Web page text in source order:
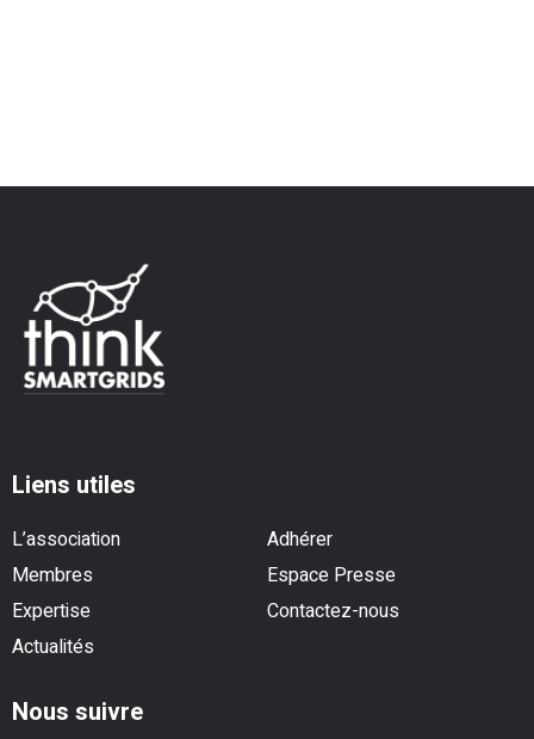
Liens utiles
L’association
Adhérer
Membres
Espace Presse
Expertise
Contactez-nous
Actualités
Nous suivre